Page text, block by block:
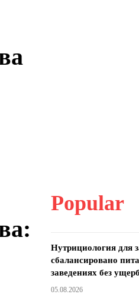
Popular
Нутрициология для
сбалансировано
заведениях без
05.08.2026